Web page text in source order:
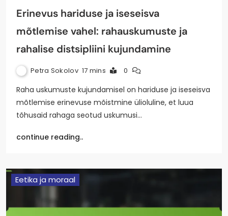
Erinevus hariduse ja iseseisva
mõtlemise vahel: rahauskumuste ja
rahalise distsipliini kujundamine
Petra Sokolov 17 mins 0
Raha uskumuste kujundamisel on hariduse ja iseseisva
mõtlemise erinevuse mõistmine ülioluline, et luua
tõhusaid rahaga seotud uskumusi…
continue reading..
Eetika ja moraal